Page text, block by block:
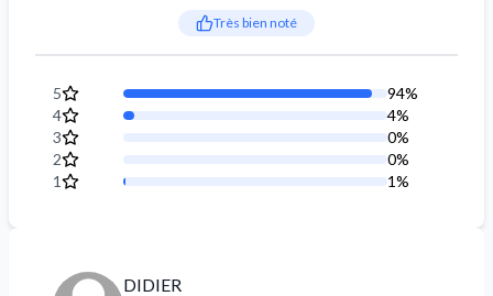
Très bien noté
5 94%
4
4%
3
0%
2
0%
1
1%
DIDIER